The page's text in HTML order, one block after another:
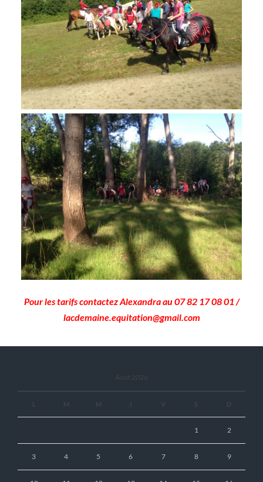
Pour les tarifs contactez Alexandra au 07 82 17 08 01 /
lacdemaine.equitation@gmail.com
Août 2026
L M M J V S D
1 2
3 4 5 6 7 8 9